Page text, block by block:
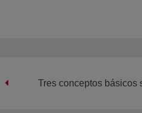
Tres conceptos básicos